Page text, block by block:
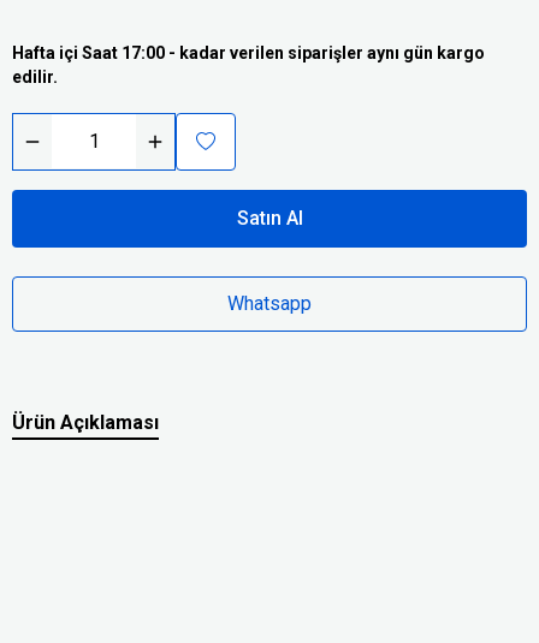
Hafta içi Saat 17:00 - kadar verilen siparişler aynı gün kargo
edilir.
Satın Al
Whatsapp
Ürün Açıklaması